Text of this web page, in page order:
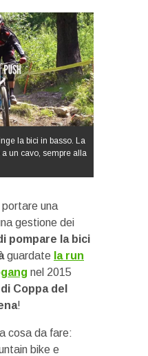
la bici in basso. La
un cavo, sempre alla
portare una
gestione dei
pompare la bici
guardate la run
nel 2015
Coppa del
!
cosa da fare:
bike e